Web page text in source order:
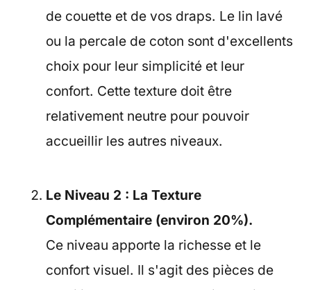
de couette et de vos draps. Le lin lavé
ou la percale de coton sont d'excellents
choix pour leur simplicité et leur
confort. Cette texture doit être
relativement neutre pour pouvoir
accueillir les autres niveaux.
Le Niveau 2 : La Texture
Complémentaire (environ 20%).
Ce niveau apporte la richesse et le
confort visuel. Il s'agit des pièces de